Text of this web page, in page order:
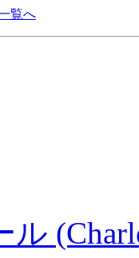
覧へ